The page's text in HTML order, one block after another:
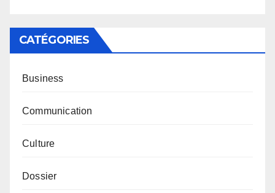
CATÉGORIES
Business
Communication
Culture
Dossier